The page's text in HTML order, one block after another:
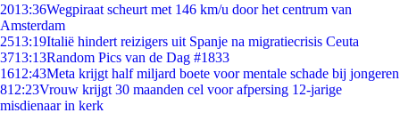
2013:36Wegpiraat scheurt met 146 km/u door het centrum van
Amsterdam
2513:19Italië hindert reizigers uit Spanje na migratiecrisis Ceuta
3713:13Random Pics van de Dag #1833
1612:43Meta krijgt half miljard boete voor mentale schade bij jongeren
812:23Vrouw krijgt 30 maanden cel voor afpersing 12-jarige
misdienaar in kerk